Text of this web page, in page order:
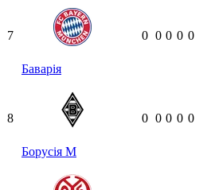
7
Баварія
0 0 0 0 0
8
Борусія М
0 0 0 0 0